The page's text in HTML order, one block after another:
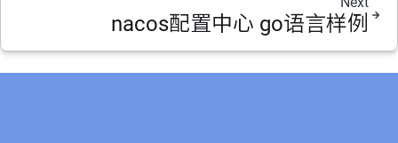
nacos配置中心 go语言样例